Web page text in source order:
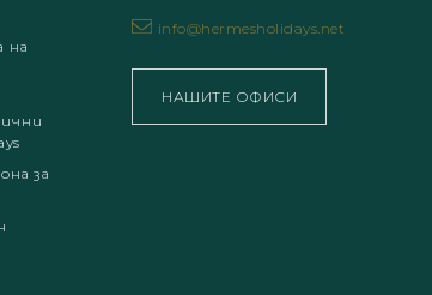
на
за
info@hermesholidays.net
НАШИТЕ ОФИСИ